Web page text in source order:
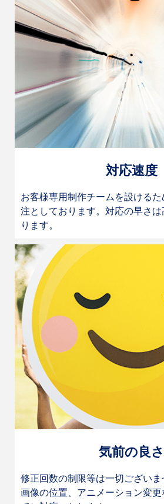
対応速度
お客様専用制作チームを設ける
注としております。対応の早さ
ります。
気前の良さ
修正回数の制限等は一切ござい
画像の位置、アニメーション変